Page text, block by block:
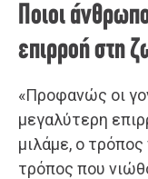
Ποιοι
επιρροή στη
«Προφανώς οι
μεγαλύτερη
μιλάμε, ο
τρόπος που